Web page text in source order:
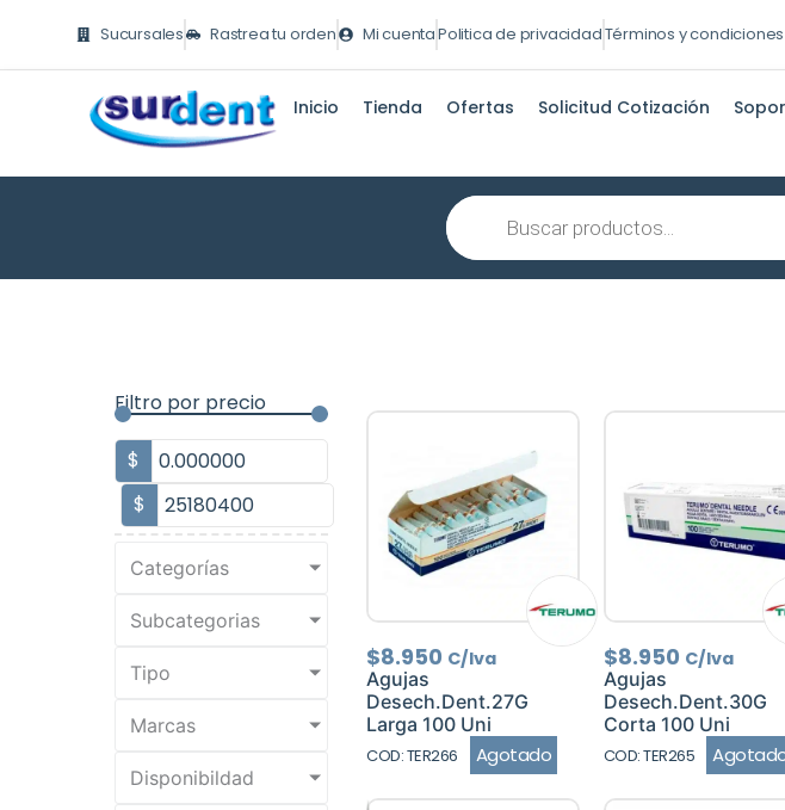
contenido
Sucursales Rastrea tu orden Mi cuentaPolitica de privacidadTérminos y condiciones
Inicio Tienda Ofertas Solicitud Cotización
Búsqueda
de
productos
Filtro por precio
$
$
Categorías
Subcategorias
Tipo
Marcas
Disponibildad
$8.950 C/Iva
Agujas
Desech.Dent.27G
Larga 100 Uni
COD: TER266 Agotado
$8.950 C/Iva
Agujas
Desech.Dent.30G
Corta 100 Uni
COD: TER265